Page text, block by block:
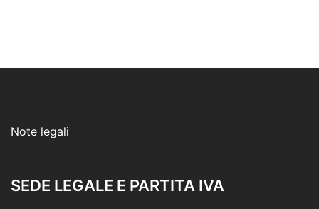
Note legali
SEDE LEGALE E PARTITA IVA